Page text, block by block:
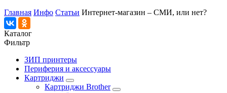
Главная Инфо Статьи Интернет-магазин – СМИ, или нет?
Каталог
Фильтр
ЗИП принтеры
Периферия и аксессуары
Картриджи
Картриджи Brother